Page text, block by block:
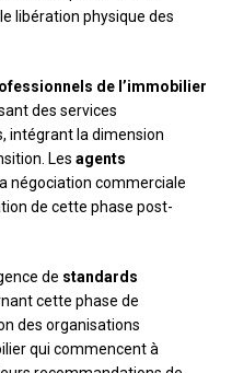
libération physique des
de l’immobilier
des services
intégrant la dimension
Les agents
négociation commerciale
de cette phase post-
de standards
cette phase de
des organisations
qui commencent à